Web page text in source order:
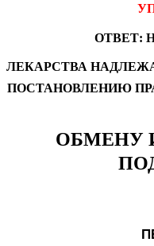
ОТВЕТ:
ЛЕКАРСТВА
ПОСТАНОВЛЕНИЮ
ОБМЕНУ